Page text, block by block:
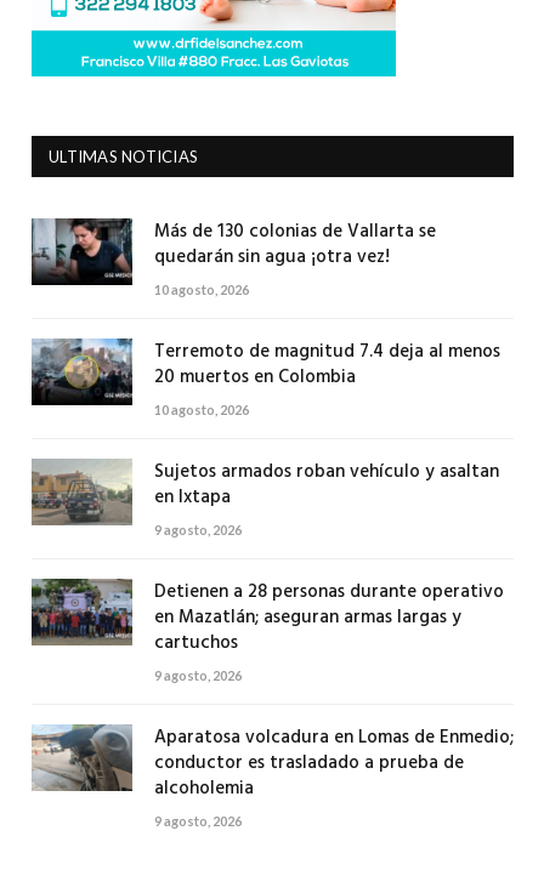
ULTIMAS NOTICIAS
Más de 130 colonias de Vallarta se
quedarán sin agua ¡otra vez!
10 agosto, 2026
Terremoto de magnitud 7.4 deja al menos
20 muertos en Colombia
10 agosto, 2026
Sujetos armados roban vehículo y asaltan
en Ixtapa
9 agosto, 2026
Detienen a 28 personas durante operativo
en Mazatlán; aseguran armas largas y
cartuchos
9 agosto, 2026
Aparatosa volcadura en Lomas de Enmedio;
conductor es trasladado a prueba de
alcoholemia
9 agosto, 2026